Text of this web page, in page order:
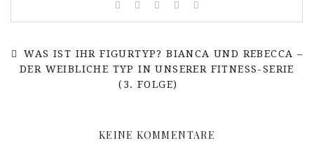
WAS IST IHR FIGURTYP? BIANCA UND REBECCA –
DER WEIBLICHE TYP IN UNSERER FITNESS-SERIE
(3. FOLGE)
KEINE KOMMENTARE